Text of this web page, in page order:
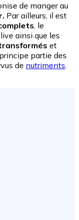
de manger au
Par ailleurs, il est
, le
ainsi que les
et
partie des
de nutriments.